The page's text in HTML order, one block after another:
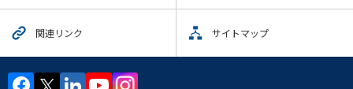
関連リンク サイトマップ